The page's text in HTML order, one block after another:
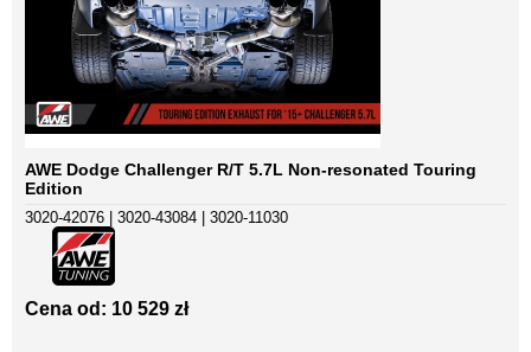
AWE Dodge Challenger R/T 5.7L Non-resonated Touring
Edition
3020-42076 | 3020-43084 | 3020-11030
Cena od: 10 529 zł